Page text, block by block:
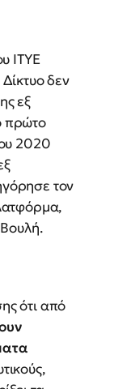
ΙΤΥΕ
δεν
εξ
πρώτο
2020
τον
ότι από